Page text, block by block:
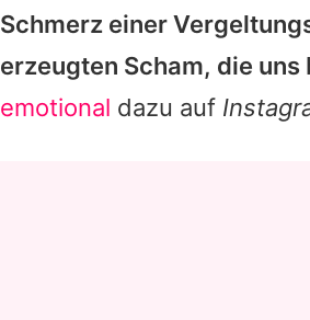
Schmerz einer
erzeugten Scham, die uns
emotional dazu auf